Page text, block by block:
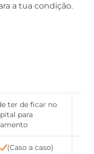
a tua condição.
ter de ficar no
para
(Caso a caso)